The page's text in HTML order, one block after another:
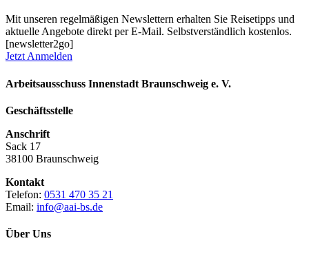
Mit unseren regelmäßigen Newslettern erhalten Sie Reisetipps und
aktuelle Angebote direkt per E-Mail. Selbstverständlich kostenlos.
[newsletter2go]
Jetzt Anmelden
Arbeitsausschuss Innenstadt Braunschweig e. V.
Geschäftsstelle
Anschrift
Sack 17
38100 Braunschweig
Kontakt
Telefon: 0531 470 35 21
Email: info@aai-bs.de
Über Uns